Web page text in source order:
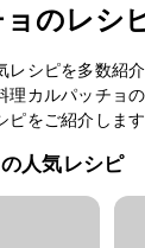
のレシ
レシピを多数紹
理カルパッチョ
をご紹介します
の人気レシピ